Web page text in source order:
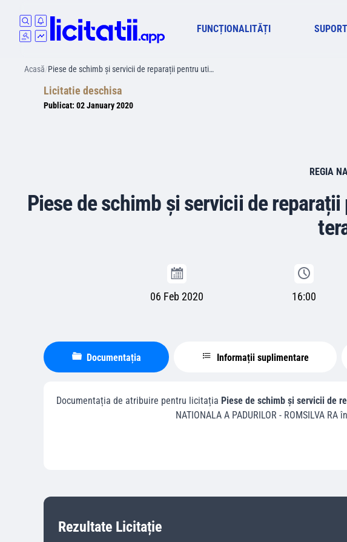
FUNCȚIONALITĂȚI SUPORT
Acasă/Piese de schimb și servicii de reparații pentru uti…
Licitatie deschisa
Publicat: 02 January 2020
REGIA
Piese de schimb și servicii de
06 Feb 2020 16:00
Documentația Informații suplimentare
Documentația de atribuire pentru licitația Piese de schimb și servicii de
NATIONALA A PADURILOR - ROMSILVA RAîn
Rezultate Licitație